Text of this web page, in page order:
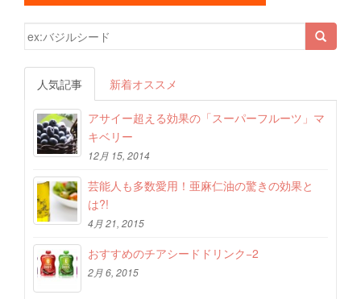
検索結果:
人気記事 新着オススメ
アサイー超える効果の「スーパーフルーツ」マ
キベリー
12月 15, 2014
芸能人も多数愛用！亜麻仁油の驚きの効果と
は?!
4月 21, 2015
おすすめのチアシードドリンク−2
2月 6, 2015